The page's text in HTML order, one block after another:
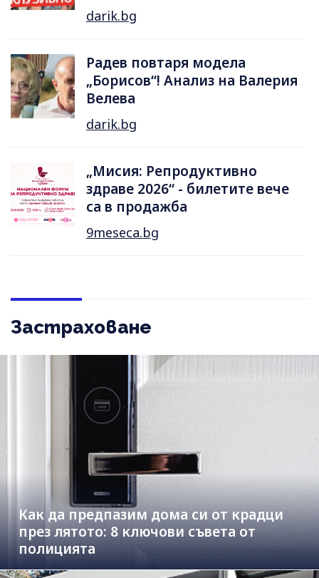
darik.bg
Радев повтаря модела
„Борисов“! Анализ на Валерия
Велева
darik.bg
„Мисия: Репродуктивно
здраве 2026“ - билетите вече
са в продажба
9meseca.bg
Застраховане
Как да предпазим дома си от крадци
през лятото: 8 ключови съвета от
полицията